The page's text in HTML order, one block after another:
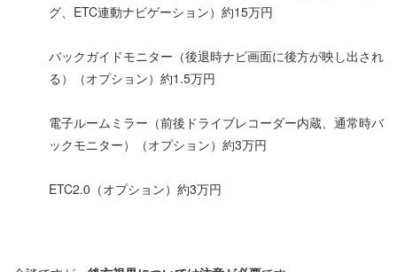
グ、ETC連動ナビゲーション）約15万円
バックガイドモニター（後退時ナビ画面に後方が映し出され
る）（オプション）約1.5万円
電子ルームミラー（前後ドライブレコーダー内蔵、通常時バ
ックモニター）（オプション）約3万円
ETC2.0（オプション）約3万円